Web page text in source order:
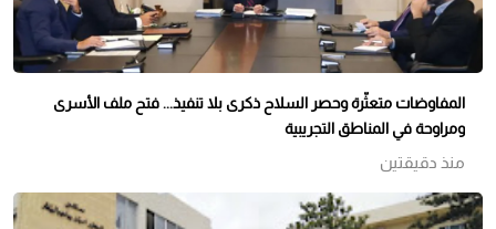
المفاوضات متعثّرة وحصر السلاح ذكرى بلا تنفيذ... فتح ملف الأسرى
ومراوحة في المناطق التجريبية
منذ دقيقتين